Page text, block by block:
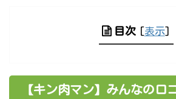
目次 [表示]
【キン肉マン】みんなの口